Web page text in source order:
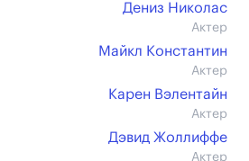
Дениз Николас
Актер
Майкл Константин
Актер
Карен Вэлентайн
Актер
Дэвид Жоллиффе
Актер